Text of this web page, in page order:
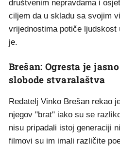
društvenim nepravdama i
ciljem da u skladu sa svojim
vrijednostima potiče ljudskost
je.
Brešan: Ogresta je
slobode stvaralaštva
Redatelj Vinko Brešan rekao
njegov "brat" iako su se
nisu pripadali istoj generaciji
filmovi su im imali različite